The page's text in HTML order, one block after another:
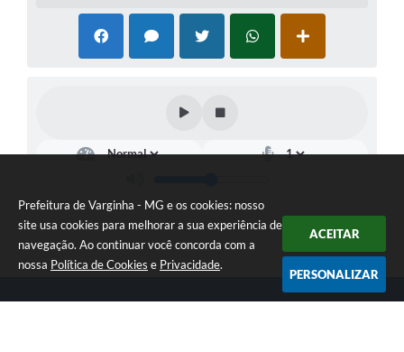
Prefeitura de Varginha - MG e os cookies: nosso
site usa cookies para melhorar a sua experiência de
navegação. Ao continuar você concorda com a
nossa Política de Cookies e Privacidade.
ACEITAR
PERSONALIZAR